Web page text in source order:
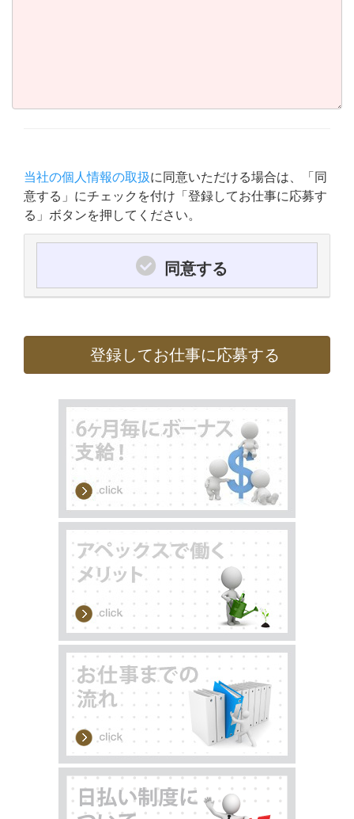
当社の個人情報の取扱に同意いただける場合は、「同
意する」にチェックを付け「登録してお仕事に応募す
る」ボタンを押してください。
同意する